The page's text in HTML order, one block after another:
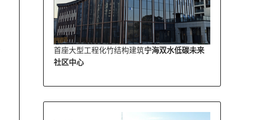
首座大型工程化竹结构建筑宁海双水低碳未来
社区中心